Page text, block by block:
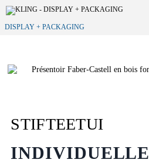
DISPLAY + PACKAGING
STIFTEETUI
INDIVIDUELLE